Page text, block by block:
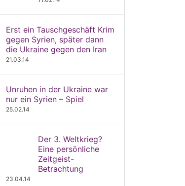
Erst ein Tauschgeschäft Krim
gegen Syrien, später dann
die Ukraine gegen den Iran
21.03.14
Unruhen in der Ukraine war
nur ein Syrien – Spiel
25.02.14
Der 3. Weltkrieg?
Eine persönliche
Zeitgeist-
Betrachtung
23.04.14